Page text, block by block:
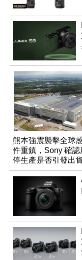
熊本強震襲擊全球
件重鎮，Sony 確認
停生產是否引發出
機？